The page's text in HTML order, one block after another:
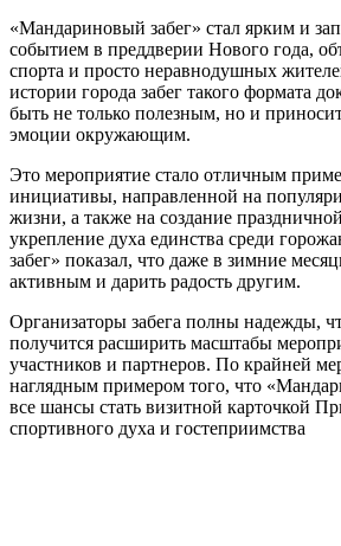
«Мандариновый забег» стал ярким и
событием в преддверии Нового года,
спорта и просто неравнодушных
истории города забег такого формата
быть не только полезным, но и
эмоции окружающим.
Это мероприятие стало отличным
инициативы, направленной на
жизни, а также на создание
укрепление духа единства среди
забег» показал, что даже в зимние
активным и дарить радость другим.
Организаторы забега полны надежды,
получится расширить масштабы
участников и партнеров. По крайней
наглядным примером того, что
все шансы стать визитной карточкой
спортивного духа и гостеприимства